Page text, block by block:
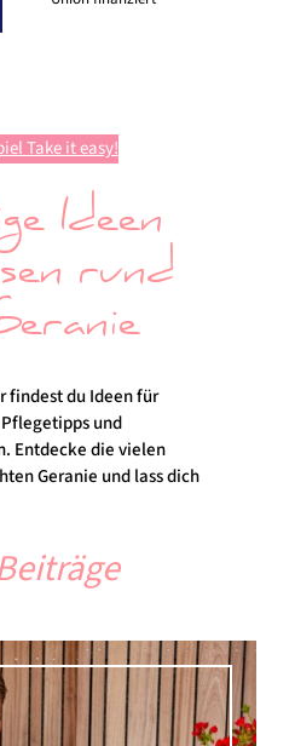
Take it easy!
Ideen
rund
findest du Ideen für
und
Entdecke die vielen
Geranie und lass dich